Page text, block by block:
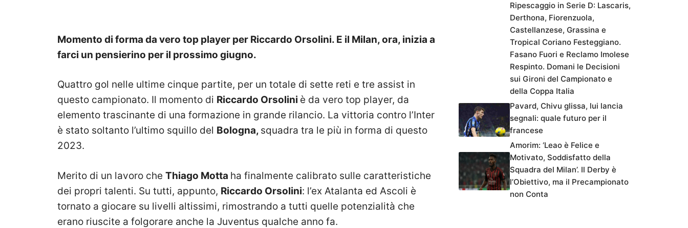
Momento di forma da vero top player per Riccardo Orsolini. E il Milan, ora, inizia a
farci un pensierino per il prossimo giugno.
Quattro gol nelle ultime cinque partite, per un totale di sette reti e tre assist in
questo campionato. Il momento di Riccardo Orsolini è da vero top player, da
elemento trascinante di una formazione in grande rilancio. La vittoria contro l’Inter
è stato soltanto l’ultimo squillo del Bologna, squadra tra le più in forma di questo
2023.
Merito di un lavoro che Thiago Motta ha finalmente calibrato sulle caratteristiche
dei propri talenti. Su tutti, appunto, Riccardo Orsolini: l’ex Atalanta ed Ascoli è
tornato a giocare su livelli altissimi, rimostrando a tutti quelle potenzialità che
erano riuscite a folgorare anche la Juventus qualche anno fa.
Ripescaggio in Serie D: Lascaris,
Derthona, Fiorenzuola,
Castellanzese, Grassina e
Tropical Coriano Festeggiano.
Fasano Fuori e Reclamo Imolese
Respinto. Domani le Decisioni
sui Gironi del Campionato e
della Coppa Italia
Pavard, Chivu glissa, lui lancia
segnali: quale futuro per il
francese
Amorim: ‘Leao è Felice e
Motivato, Soddisfatto della
Squadra del Milan’. Il Derby è
l’Obiettivo, ma il Precampionato
non Conta